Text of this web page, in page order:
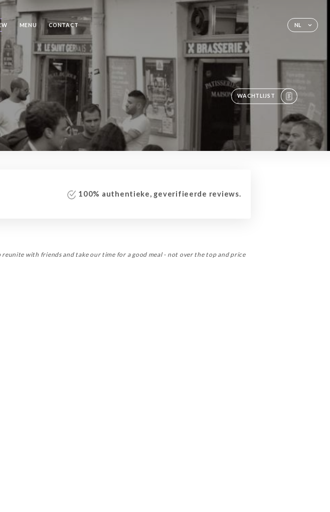
NL
MENU CONTACT
WACHTLIJST
100% authentieke, geverifieerde reviews.
with friends and take our time for a good meal - not over the top and price